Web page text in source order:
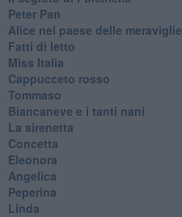
Peter Pan
Alice nel paese delle meraviglie
Fatti di letto
Miss Italia
Cappucceto rosso
Tommaso
Biancaneve e i tanti nani
La sirenetta
Concetta
Eleonora
Angelica
Peperina
Linda